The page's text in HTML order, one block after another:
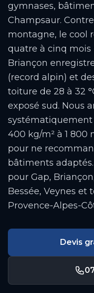
gymnases,
Champsaur.
montagne, le cool
quatre à cinq mois
Briançon
(record alpin) et
toiture de 28 à 32
exposé sud. Nous
400 kg/m² à 1 800
pour ne
bâtiments
pour Gap,
Bessée, Veynes et
Provence-Alpes-
Devis